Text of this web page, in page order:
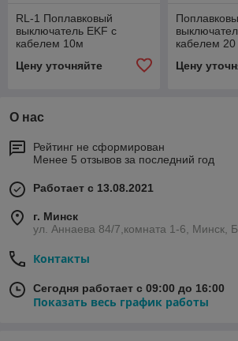
RL-1 Поплавковый
выключатель EKF с
кабелем 10м
Цену уточняйте
кабелем
Цену
О нас
Рейтинг не сформирован
Менее 5 отзывов за последний год
Работает с 13.08.2021
г. Минск
ул. Аннаева 84/7,комната 1-6, Минск,
Контакты
Сегодня работает с 09:00 до 16:00
Показать весь график работы